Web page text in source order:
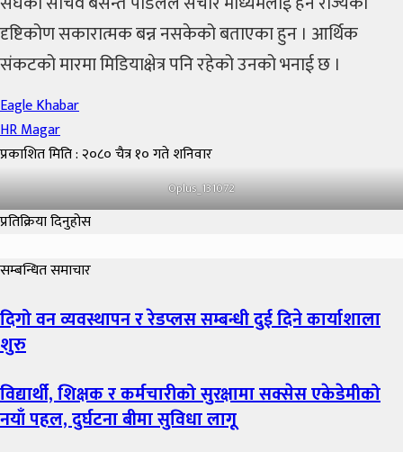
दृष्टिकोण सकारात्मक बन्न नसकेको बताएका हुन । आर्थिक
संकटको मारमा मिडियाक्षेत्र पनि रहेको उनको भनाई छ ।
Eagle Khabar
HR Magar
प्रकाशित मिति : २०८० चैत्र १० गते शनिवार
Oplus_131072
प्रतिक्रिया दिनुहोस
सम्बन्धित समाचार
दिगो वन व्यवस्थापन र रेडप्लस सम्बन्धी दुई दिने कार्याशाला
शुरु
विद्यार्थी, शिक्षक र कर्मचारीको सुरक्षामा सक्सेस एकेडेमीको
नयाँ पहल, दुर्घटना बीमा सुविधा लागू